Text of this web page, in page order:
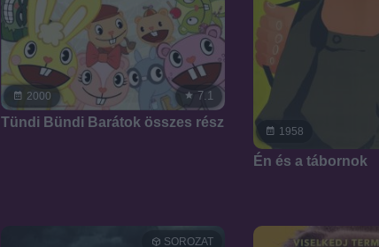
2000 7.1
Tündi Bündi Barátok összes rész
1958
Én és a tábornok
SOROZAT